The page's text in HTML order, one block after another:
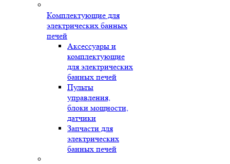
Комплектующие для
электрических банных
печей
Аксессуары и
комплектующие
для электрических
банных печей
Пульты
управления,
блоки мощности,
датчики
Запчасти для
электрических
банных печей